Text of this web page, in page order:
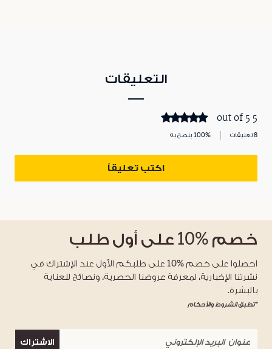
التعليقات
5 out of 5
8 تعليقات 100% ينصح به
اكتب تعليقاً
خصم %10 على أول طلب
احصلوا على خصم %10 على طلبكم الأول عند الإشتراك في
نشرتنا الإخبارية، لمعرفة عروضنا الحصرية، ونصائح للعناية
بالبشرة.
*تطبق الشروط والأحكام
الاشتراك